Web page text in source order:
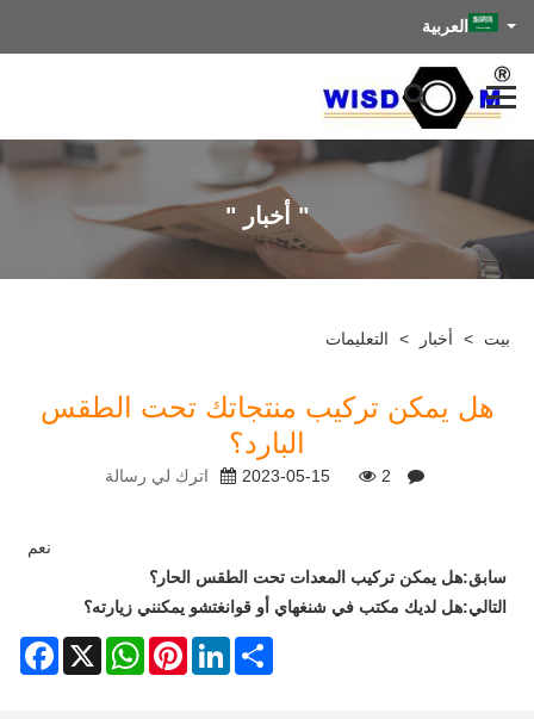
العربية
" أخبار "
بيت > أخبار > التعليمات
هل يمكن تركيب منتجاتك تحت الطقس
البارد؟
2023-05-15 2 اترك لي رسالة
نعم
سابق:هل يمكن تركيب المعدات تحت الطقس الحار؟
التالي:هل لديك مكتب في شنغهاي أو قوانغتشو يمكنني زيارته؟
X
WhatsAppPinterestLinkedInShare